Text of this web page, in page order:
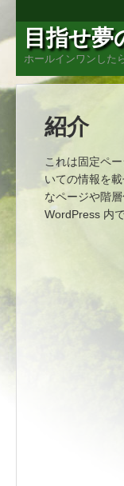
目指せ
ホールインワンした
紹介
これは固定ペ
いての情報を
なページや階
WordPress 内